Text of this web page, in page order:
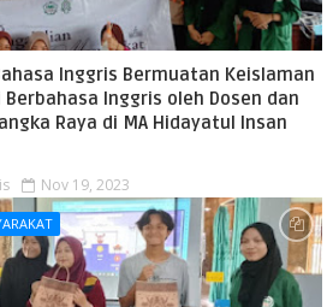
Inggris Bermuatan Keislaman
Inggris oleh Dosen dan
Raya di MA Hidayatul Insan
Nov 19, 2023